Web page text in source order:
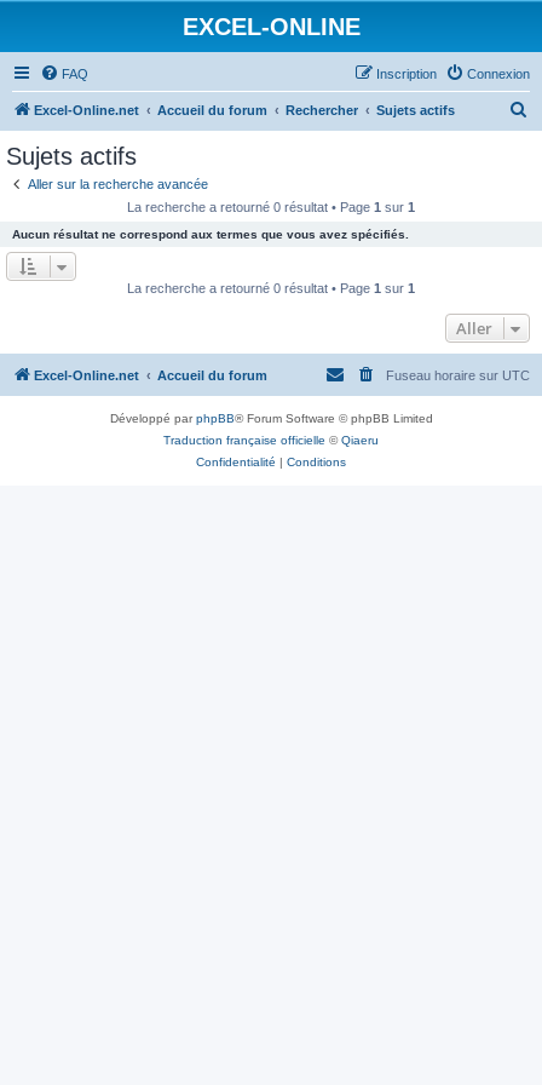
EXCEL-ONLINE
FAQ Connexion
Inscription
Excel-Online.net Accueil du forum Rechercher Sujets actifs
e
Sujets actifs
Aller sur la recherche avancée
La recherche a retourné 0 résultat • Page 1 sur 1
Aucun résultat ne correspond aux termes que vous avez spécifiés.
La recherche a retourné 0 résultat • Page 1 sur 1
Aller
Excel-Online.net Accueil du forum Fuseau horaire sur UTC
Développé parphpBB® Forum Software © phpBB Limited
Traduction française officielle ©Qiaeru
Confidentialité | Conditions